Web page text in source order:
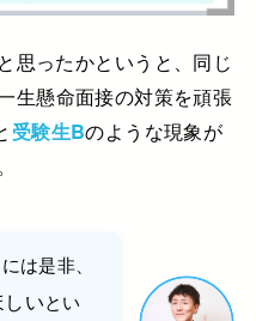
ったかというと、 同じ
生懸命面接の対策を頑張
受験生Bのような現象が
は是非、
いとい